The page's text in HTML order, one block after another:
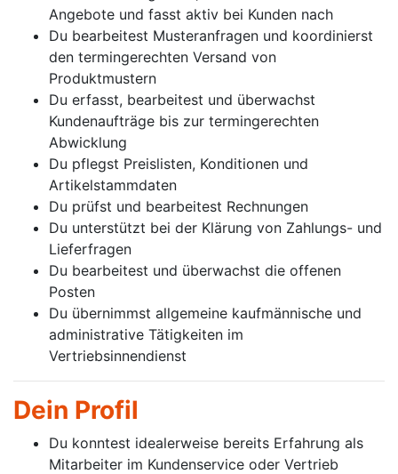
Angebote und fasst aktiv bei Kunden nach
Du bearbeitest Musteranfragen und koordinierst
den termingerechten Versand von
Produktmustern
Du erfasst, bearbeitest und überwachst
Kundenaufträge bis zur termingerechten
Abwicklung
Du pflegst Preislisten, Konditionen und
Artikelstammdaten
Du prüfst und bearbeitest Rechnungen
Du unterstützt bei der Klärung von Zahlungs- und
Lieferfragen
Du bearbeitest und überwachst die offenen
Posten
Du übernimmst allgemeine kaufmännische und
administrative Tätigkeiten im
Vertriebsinnendienst
Dein Profil
Du konntest idealerweise bereits Erfahrung als
Mitarbeiter im Kundenservice oder Vertrieb